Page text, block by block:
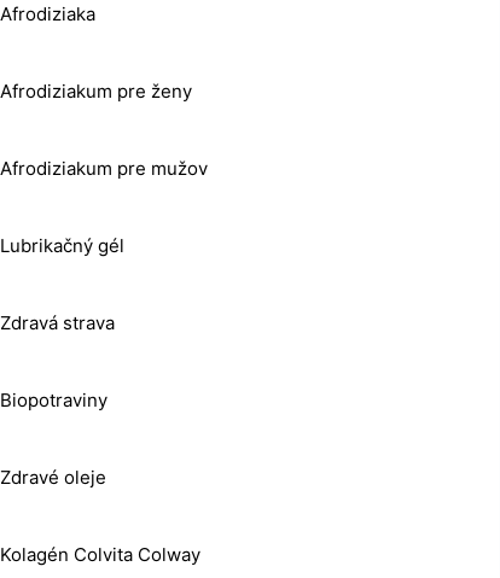
Afrodiziaka
Afrodiziakum pre ženy
Afrodiziakum pre mužov
Lubrikačný gél
Zdravá strava
Biopotraviny
Zdravé oleje
Kolagén Colvita Colway